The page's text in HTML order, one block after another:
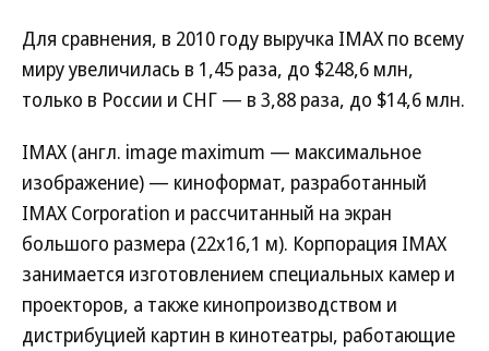
Для сравнения, в 2010 году выручка IMAX по всему
миру увеличилась в 1,45 раза, до $248,6 млн,
только в России и СНГ — в 3,88 раза, до $14,6 млн.
IMAX (англ. image maximum — максимальное
изображение) — киноформат, разработанный
IMAX Corporation и рассчитанный на экран
большого размера (22x16,1 м). Корпорация IMAX
занимается изготовлением специальных камер и
проекторов, а также кинопроизводством и
дистрибуцией картин в кинотеатры, работающие